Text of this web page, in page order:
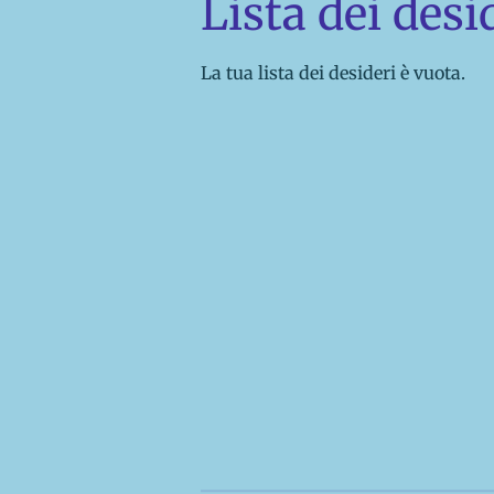
Lista dei
La tua lista dei desideri è vuota.